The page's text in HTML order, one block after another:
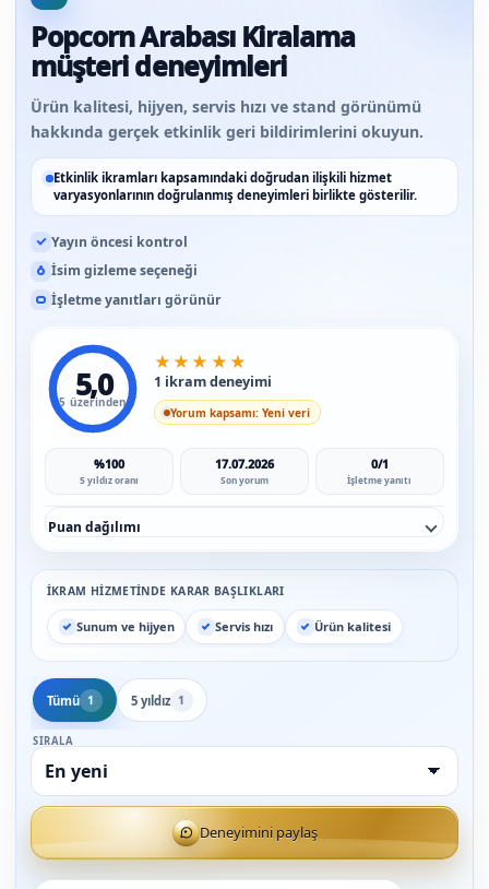
Popcorn Arabası Kiralama
müşteri deneyimleri
Ürün kalitesi, hijyen, servis hızı ve stand görünümü
hakkında gerçek etkinlik geri bildirimlerini okuyun.
Etkinlik ikramları kapsamındaki doğrudan ilişkili hizmet
varyasyonlarının doğrulanmış deneyimleri birlikte gösterilir.
Yayın öncesi kontrol
İsim gizleme seçeneği
İşletme yanıtları görünür
5,0
5 üzerinden
★ ★ ★ ★ ★
1 ikram deneyimi
Yorum kapsamı: Yeni veri
%100
5 yıldız oranı
17.07.2026
Son yorum
0/1
İşletme yanıtı
Puan dağılımı
İKRAM HIZMETINDE KARAR BAŞLIKLARI
Sunum ve hijyen Servis hızı Ürün kalitesi
Tümü 1 5 yıldız 1
SIRALA
Deneyimini paylaş